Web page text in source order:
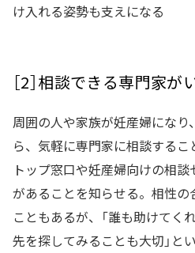
け入れる姿勢も支えになる
［2］相談できる専門家
周囲の人や家族が妊産婦にな
ら、気軽に専門家に相談する
トップ窓口や妊産婦向けの相
があることを知らせる。相性の
こともあるが、「誰も助けてく
先を探してみることも大切」と